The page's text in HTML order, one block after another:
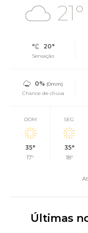
21°
20°
Sensação
0% (0mm)
Chance de chuva
DOM
35°
17°
SEG
35°
18°
Últimas